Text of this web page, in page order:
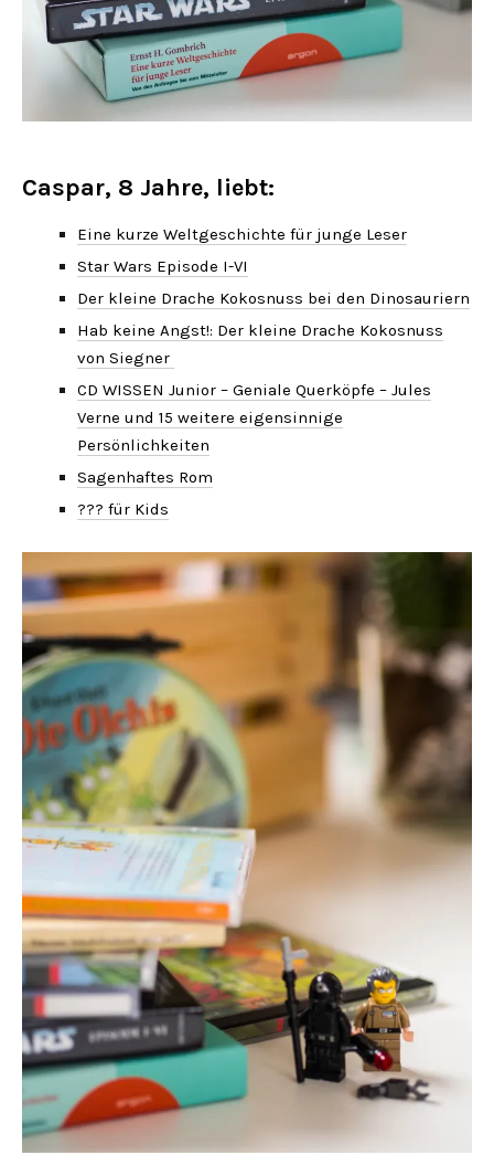
Caspar, 8 Jahre, liebt:
Eine kurze Weltgeschichte für junge Leser
Star Wars Episode I-VI
Der kleine Drache Kokosnuss bei den Dinosauriern
Hab keine Angst!: Der kleine Drache Kokosnuss
von Siegner
CD WISSEN Junior – Geniale Querköpfe – Jules
Verne und 15 weitere eigensinnige
Persönlichkeiten
Sagenhaftes Rom
??? für Kids